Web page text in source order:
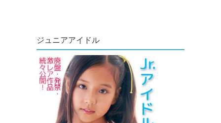
ジュニアアイドル